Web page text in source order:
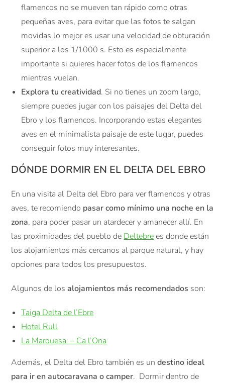
flamencos no se mueven tan rápido como otras
pequeñas aves, para evitar que las fotos te salgan
movidas lo mejor es usar una velocidad de obturación
superior a los 1/1000 s. Esto es especialmente
importante si quieres hacer fotos de los flamencos
mientras vuelan.
Explora tu creatividad. Si no tienes un zoom largo,
siempre puedes jugar con los paisajes del Delta del
Ebro y los flamencos. Incorporando estas elegantes
aves en el minimalista paisaje de este lugar, puedes
conseguir fotos muy interesantes.
DÓNDE DORMIR EN EL DELTA DEL EBRO
En una visita al Delta del Ebro para ver flamencos y otras
aves, te recomiendo pasar como mínimo una noche en la
zona, para poder pasar un atardecer y amanecer allí. En
las proximidades del pueblo de Deltebrees donde están
los alojamientos más cercanos al parque natural, y hay
opciones para todos los presupuestos.
Algunos de losalojamientos más recomendados son:
Taiga Delta de l’Ebre
Hotel Rull
La Marquesa – Ca l’Ona
Además,el Delta del Ebro también es undestino ideal
para ir en autocaravana o camper. Dormirdentro de